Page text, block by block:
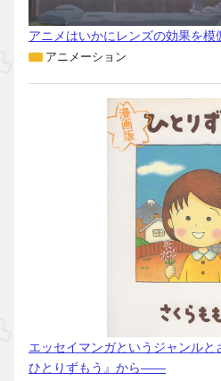
アニメはいかにレンズの効果を模
アニメーション
エッセイマンガというジャンル
ひとりずもう』から――